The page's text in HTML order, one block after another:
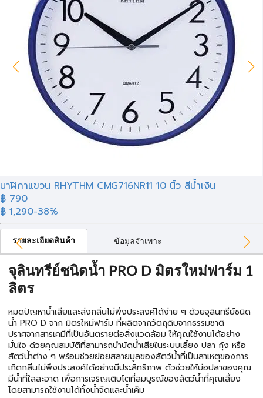
นาฬิกาแขวน RHYTHM CMG716NR11 10 นิ้ว สีน้ำเงิน
฿ 790
฿ 1,290-38%
รายละเอียดสินค้า ข้อมูลจำเพาะ
จุลินทรีย์ชนิดน้ำ PRO D มิตรใหม่ฟาร์ม 1
ลิตร
หมดปัญหาน้ำเสียและส่งกลิ่นไม่พึงประสงค์ได้ง่าย ๆ ด้วยจุลินทรีย์ชนิด
น้ำ PRO D จาก มิตรใหม่ฟาร์ม ที่ผลิตจากวัตถุดิบจากธรรมชาติ
ปราศจากสารเคมีที่เป็นอันตรายต่อสิ่งแวดล้อม ให้คุณใช้งานได้อย่าง
มั่นใจ ด้วยคุณสมบัติที่สามารถบำบัดน้ำเสียในระบบเลี้ยง ปลา กุ้ง หรือ
สัตว์น้ำต่าง ๆ พร้อมช่วยย่อยสลายมูลของสัตว์น้ำที่เป็นสาเหตุของการ
เกิดกลิ่นไม่พึงประสงค์ได้อย่างมีประสิทธิภาพ ตัวช่วยให้บ่อปลาของคุณ
มีน้ำที่ใสสะอาด เพื่อการเจริญเติบโตที่สมบูรณ์ของสัตว์น้ำที่คุณเลี้ยง
โดยสามารถใช้งานได้ทั้งน้ำจืดและน้ำเค็ม